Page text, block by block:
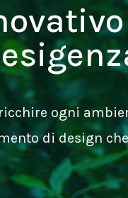
ogni
di design